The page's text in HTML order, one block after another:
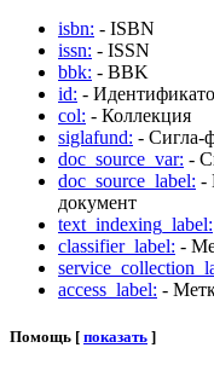
isbn: - ISBN
issn: - ISSN
bbk: - BBK
id: -
col: - Коллекция
siglafund: - Сигла-
doc_source_var: -
doc_source_label: -
документ
text_indexing_label:
classifier_label: -
access_label: -
Помощь [ показать ]